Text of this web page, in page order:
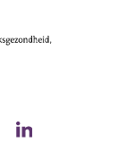
Ga naar de